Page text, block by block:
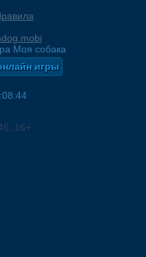
Моя собака
игры
, 16+